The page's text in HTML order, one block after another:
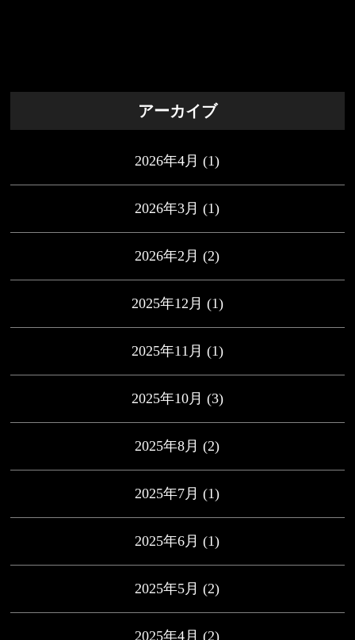
アーカイブ
2026年4月 (1)
2026年3月 (1)
2026年2月 (2)
2025年12月 (1)
2025年11月 (1)
2025年10月 (3)
2025年8月 (2)
2025年7月 (1)
2025年6月 (1)
2025年5月 (2)
2025年4月 (2)